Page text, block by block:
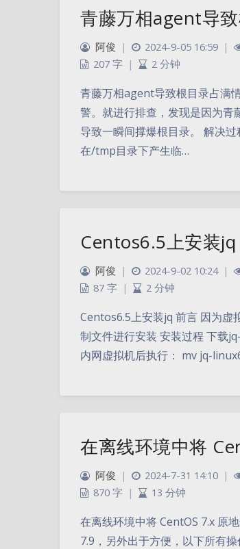
青藤万相agent导
阿俊 | 2024-9-05 16:59 |
207 字 | 2 分钟
青藤万相agent导致根目录占满
警。就进行排查，发现是因为青
导致一瞬间撑爆根目录。 解决
在/tmp目录下产生临…
Centos6.5上安装jq
阿俊 | 2024-9-02 10:24 |
87 字 | 2 分钟
Centos6.5上安装jq 前言 因为虚
制文件进行安装 安装过程 下
内网虚拟机后执行： mv jq-
在离线环境中将
阿俊 | 2024-7-31 14:10 |
870 字 | 13 分钟
在离线环境中将 CentOS 7.x 原
7.9，另外出于方便，以下所有